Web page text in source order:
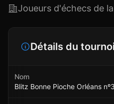
Joueurs d'échecs de
Détails du tournoi
Nom
Blitz Bonne Pioche Orléans